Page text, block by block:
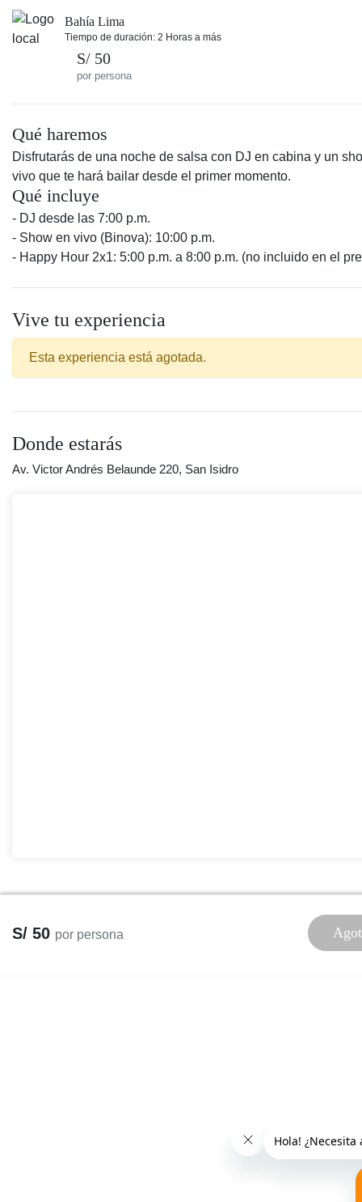
Bahía Lima
Tiempo de duración: 2 Horas a más
S/ 50
por persona
Qué haremos
Disfrutarás de una noche de salsa con DJ en cabina y un
vivo que te hará bailar desde el primer momento.
Qué incluye
- DJ desde las 7:00 p.m.
- Show en vivo (Binova): 10:00 p.m.
- Happy Hour 2x1: 5:00 p.m. a 8:00 p.m. (no incluido en el
Vive tu experiencia
Esta experiencia está agotada.
Donde estarás
Av. Victor Andrés Belaunde 220, San Isidro
S/ 50 por persona